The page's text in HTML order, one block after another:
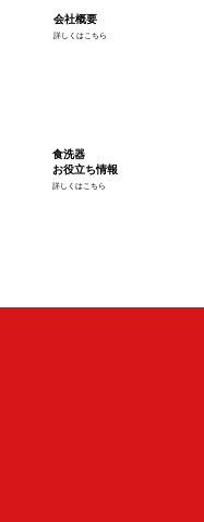
詳しくはこちら
会社概要
詳しくはこちら
食洗器
お役立ち情報